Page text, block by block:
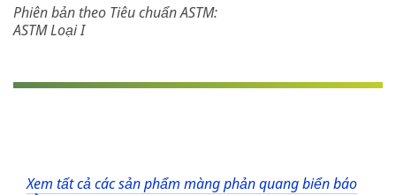
Phiên bản theo Tiêu chuẩn ASTM:
ASTM Loại I
Xem tất cả các sản phẩm màng phản quang biển báo